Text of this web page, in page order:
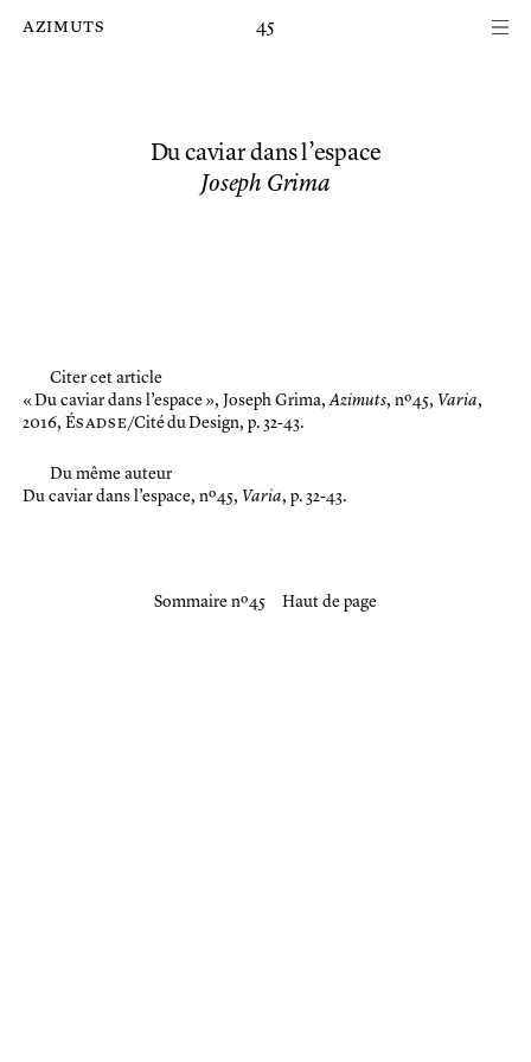
azimuts 45
Du caviar dans l’espace
Joseph Grima
Citer cet article
« Du caviar dans l’espace », Joseph Grima,Azimuts, nº 45, Varia,
2016, Ésadse/Cité du Design, p. 32-43.
Du même auteur
Du caviar dans l’espace, nº 45, Varia, p. 32-43.
Sommaire nº 45 Haut de page